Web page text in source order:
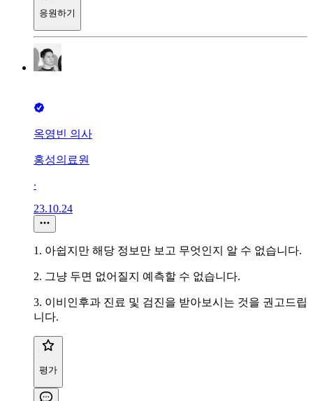
응원하기
옥영빈 의사
홍성의료원
∙
23.10.24
1. 아쉽지만 해당 정보만 보고 무엇인지 알 수 없습니다.
2. 그냥 두면 없어질지 예측할 수 없습니다.
3. 이비인후과 진료 및 검진을 받아보시는 것을 권고드립
니다.
평가